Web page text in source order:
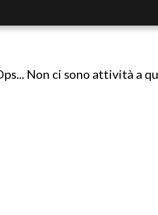
Non ci sono attività a